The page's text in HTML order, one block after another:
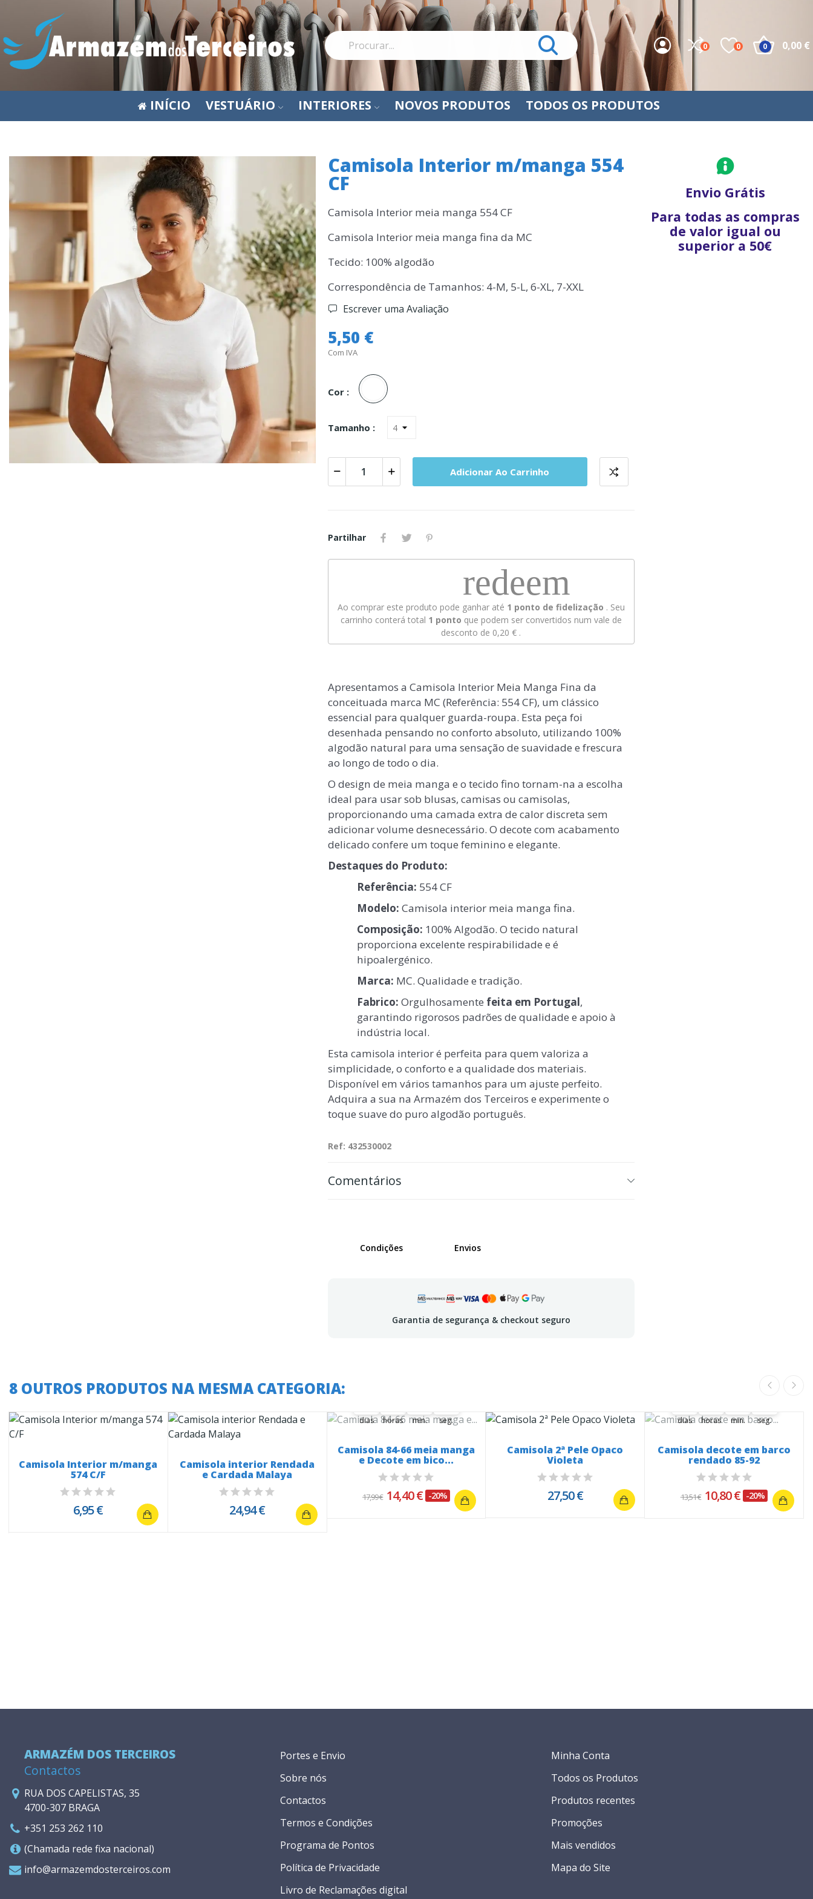
0 0 0,00 €
0
INÍCIO VESTUÁRIO INTERIORES NOVOS PRODUTOS TODOS OS PRODUTOS
Camisola Interior m/manga 554
CF
Camisola Interior meia manga 554 CF
Camisola Interior meia manga fina da MC
Tecido: 100% algodão
Correspondência de Tamanhos: 4-M, 5-L, 6-XL, 7-XXL
Escrever uma Avaliação
5,50 €
Com IVA
Cor :
Branco
Tamanho :
Adicionar Ao Carrinho
Partilhar
redeem
Ao comprar este produto pode ganhar até 1 ponto de fidelização . Seu
carrinho conterá total 1 ponto que podem ser convertidos num vale de
desconto de 0,20 € .
Apresentamos a Camisola Interior Meia Manga Fina da
conceituada marca MC (Referência: 554 CF), um clássico
essencial para qualquer guarda-roupa. Esta peça foi
desenhada pensando no conforto absoluto, utilizando 100%
algodão natural para uma sensação de suavidade e frescura
ao longo de todo o dia.
O design de meia manga e o tecido fino tornam-na a escolha
ideal para usar sob blusas, camisas ou camisolas,
proporcionando uma camada extra de calor discreta sem
adicionar volume desnecessário. O decote com acabamento
delicado confere um toque feminino e elegante.
Destaques do Produto:
Referência: 554 CF
Modelo: Camisola interior meia manga fina.
Composição: 100% Algodão. O tecido natural
proporciona excelente respirabilidade e é
hipoalergénico.
Marca: MC. Qualidade e tradição.
Fabrico: Orgulhosamente feita em Portugal,
garantindo rigorosos padrões de qualidade e apoio à
indústria local.
Esta camisola interior é perfeita para quem valoriza a
simplicidade, o conforto e a qualidade dos materiais.
Disponível em vários tamanhos para um ajuste perfeito.
Adquira a sua na Armazém dos Terceiros e experimente o
toque suave do puro algodão português.
Ref: 432530002
Comentários
Condições Envios
Garantia de segurança & checkout seguro
Envio Grátis
Para todas as compras
de valor igual ou
superior a 50€
8 OUTROS PRODUTOS NA MESMA CATEGORIA:
Camisola Interior m/manga
574 C/F
6,95 €
Camisola interior Rendada
e Cardada Malaya
24,94 €
dias horas min. seg.
Camisola 84-66 meia manga
e Decote em bico...
17,99 € 14,40 € -20%
Camisola 2ª Pele Opaco
Violeta
27,50 €
dias horas min. seg.
Camisola decote em barco
rendado 85-92
13,51 € 10,80 € -20%
ARMAZÉM DOS TERCEIROS
Contactos
RUA DOS CAPELISTAS, 35
4700-307 BRAGA
+351 253 262 110
(Chamada rede fixa nacional)
info@armazemdosterceiros.com
Portes e Envio
Sobre nós
Contactos
Termos e Condições
Programa de Pontos
Política de Privacidade
Livro de Reclamações digital
Minha Conta
Todos os Produtos
Produtos recentes
Promoções
Mais vendidos
Mapa do Site